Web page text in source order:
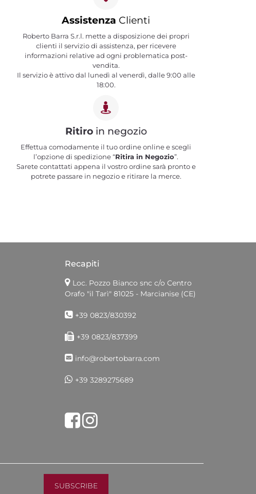
Assistenza Clienti
Roberto Barra S.r.l. mette a disposizione dei propri
clienti il servizio di assistenza, per ricevere
informazioni relative ad ogni problematica post-
vendita.
Il servizio è attivo dal lunedì al venerdì, dalle 9:00 alle
18:00.
Ritiroin negozio
Effettua comodamente il tuo ordine online e scegli
l’opzione di spedizione “Ritira in Negozio”.
Sarete contattati appena il vostro ordine sarà pronto e
potrete passare in negozio e ritirare la merce.
Recapiti
Loc. Pozzo Bianco snc c/o Centro
Orafo "il Tarì" 81025 - Marcianise (CE)
+39 0823/830392
+39 0823/837399
info@robertobarra.com
+39 3289275689
Share on Facebook
Tweet